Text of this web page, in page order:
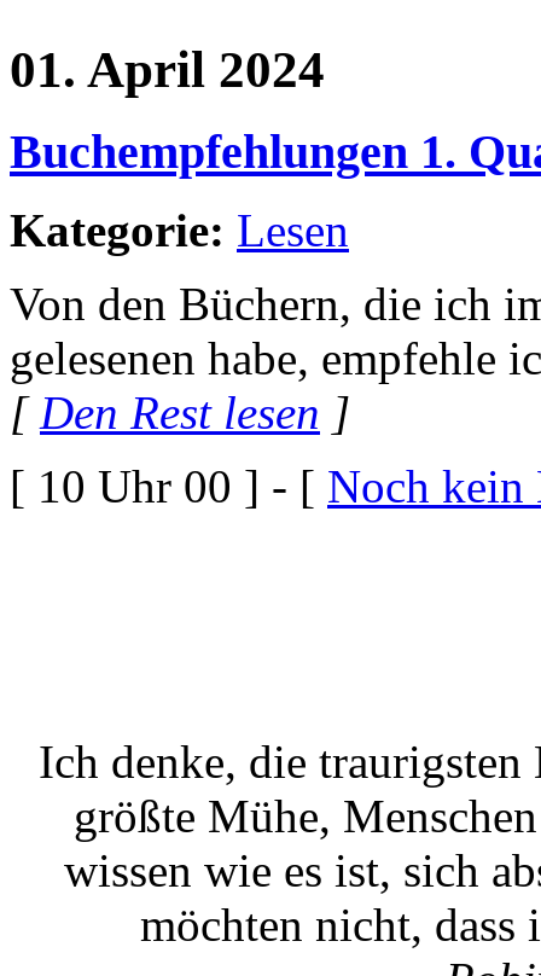
01. April 2024
Buchempfehlungen 1.
Kategorie: Lesen
Von den Büchern, die ich
gelesenen habe, empfehle
[Den Rest lesen ]
[ 10 Uhr 00 ] - [ Noch kein
Ich denke, die traurigsten
größte Mühe,
wissen wie es ist, sich
möchten nicht, dass